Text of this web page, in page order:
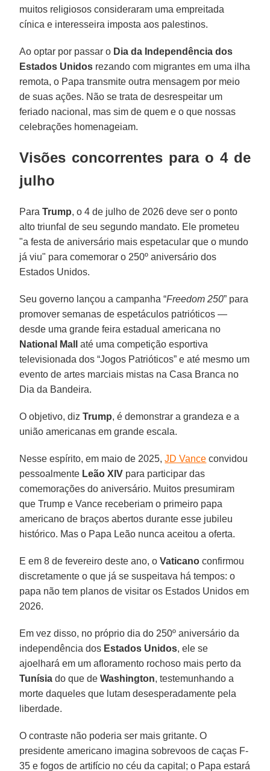
muitos religiosos consideraram uma empreitada
cínica e interesseira imposta aos palestinos.
Ao optar por passar o Dia da Independência dos
Estados Unidos rezando com migrantes em uma ilha
remota, o Papa transmite outra mensagem por meio
de suas ações. Não se trata de desrespeitar um
feriado nacional, mas sim de quem e o que nossas
celebrações homenageiam.
Visões concorrentes para o 4 de
julho
ParaTrump, o 4 de julho de 2026 deve ser o ponto
alto triunfal de seu segundo mandato. Ele prometeu
"a festa de aniversário mais espetacular que o mundo
já viu" para comemorar o 250º aniversário dos
Estados Unidos.
Seu governo lançou a campanha “Freedom 250” para
promover semanas de espetáculos patrióticos —
desde uma grande feira estadual americana no
National Mall
até uma competição esportiva
televisionada dos “Jogos Patrióticos” e até mesmo um
evento de artes marciais mistas na Casa Branca no
Dia da Bandeira.
O objetivo, dizTrump, é demonstrar a grandeza e a
união americanas em grande escala.
Nesse espírito, em maio de 2025,JD Vance convidou
pessoalmente Leão XIV para participar das
comemorações do aniversário. Muitos presumiram
que Trump e Vance receberiam o primeiro papa
americano de braços abertos durante esse jubileu
histórico. Mas o Papa Leão nunca aceitou a oferta.
E em 8 de fevereiro deste ano, oVaticano confirmou
discretamente o que já se suspeitava há tempos: o
papa não tem planos de visitar os Estados Unidos em
2026.
Em vez disso, no próprio dia do 250º aniversário da
independência dos Estados Unidos, ele se
ajoelhará em um afloramento rochoso mais perto da
Tunísia do que deWashington, testemunhando a
morte daqueles que lutam desesperadamente pela
liberdade.
O contraste não poderia ser mais gritante. O
presidente americano imagina sobrevoos de caças F-
35 e fogos de artifício no céu da capital; o Papa estará